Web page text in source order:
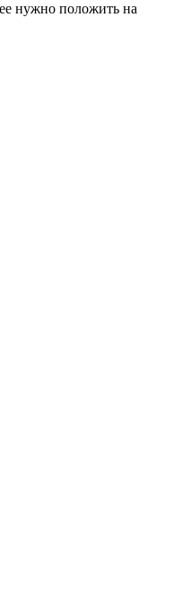
нужно положить на